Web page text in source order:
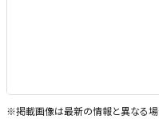
※掲載画像は最新の情報と異なる場